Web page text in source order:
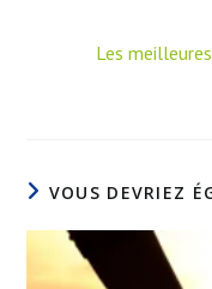
Les
VOUS DEVRIEZ